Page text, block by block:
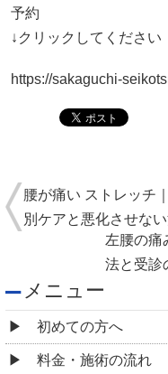
予約
↓クリックしてください
https://sakaguchi-
腰が痛い ストレッチ
別ケアと悪化させな
左腰の痛
法と受診
メニュー
初めての方へ
料金・施術の流れ